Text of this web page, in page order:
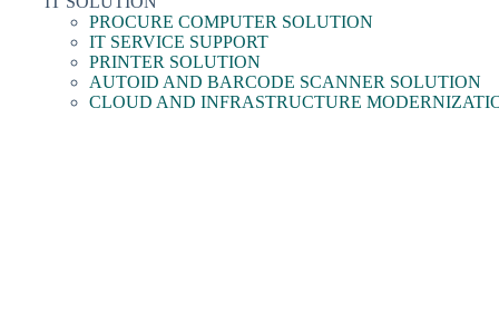
PROCURE COMPUTER SOLUTION
IT SERVICE SUPPORT
PRINTER SOLUTION
AUTOID AND BARCODE SCANNER SOLUTION
CLOUD AND INFRASTRUCTURE